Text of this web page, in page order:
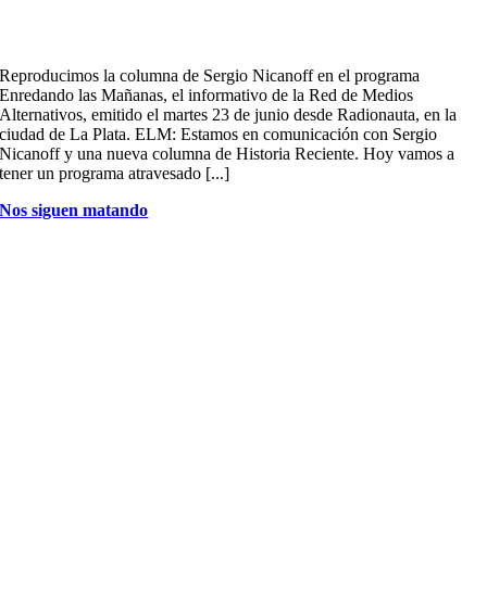
Reproducimos la columna de Sergio Nicanoff en el programa
Enredando las Mañanas, el informativo de la Red de Medios
Alternativos, emitido el martes 23 de junio desde Radionauta, en la
ciudad de La Plata. ELM: Estamos en comunicación con Sergio
Nicanoff y una nueva columna de Historia Reciente. Hoy vamos a
tener un programa atravesado [...]
Nos siguen matando